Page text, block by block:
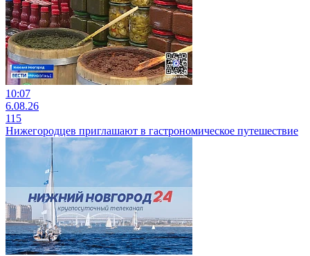
10:07
6.08.26
115
Нижегородцев приглашают в гастрономическое путешествие